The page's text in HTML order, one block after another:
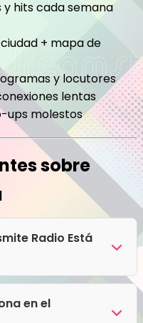
hits cada semana
+ mapa de
y locutores
lentas
ups molestos
sobre
Radio Está
principalmente
en el